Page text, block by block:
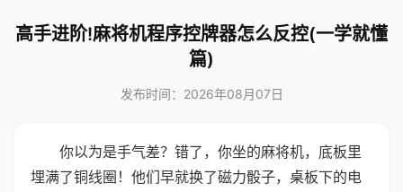
高手进阶!麻将机程序控牌器怎么反控(一学就懂
篇)
发布时间：2026年08月07日
你以为是手气差？错了，你坐的麻将机，底板里
埋满了铜线圈！他们早就换了磁力骰子，桌板下的电